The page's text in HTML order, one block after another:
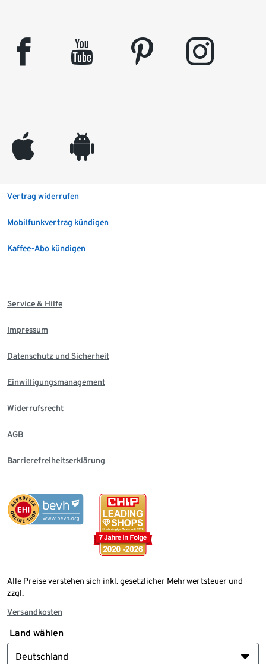
facebook youtube pinterest instagram
appleinc android
Vertrag widerrufen
Mobilfunkvertrag kündigen
Kaffee-Abo kündigen
Service & Hilfe
Impressum
Datenschutz und Sicherheit
Einwilligungsmanagement
Widerrufsrecht
AGB
Barrierefreiheitserklärung
Alle Preise verstehen sich inkl. gesetzlicher Mehrwertsteuer und
zzgl.
Versandkosten
Land wählen
Deutschland